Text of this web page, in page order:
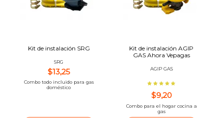
Kit de instalación SRG
SRG
$13,25
Combo todo incluido para gas
doméstico
Kit de instalación AGIP
GAS Ahora Vepagas
AGIP GAS
$9,20
Combo para el hogar cocina a
gas